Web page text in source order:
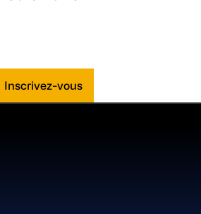
Inscrivez-vous